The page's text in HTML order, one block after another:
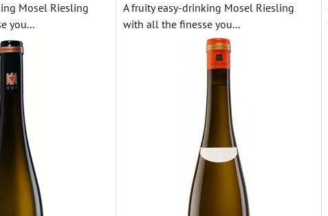
Mosel Riesling
you...
A fruity easy-drinking Mosel Riesling
with all the finesse you...